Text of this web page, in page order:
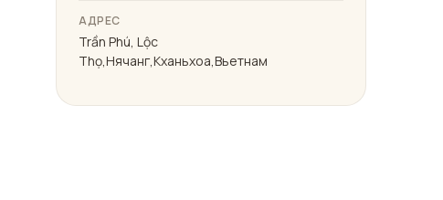
АДРЕС
Trần Phú, Lộc
Thọ,Нячанг,Кханьхоа,Вьетнам